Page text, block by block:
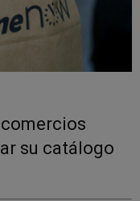
su catálogo